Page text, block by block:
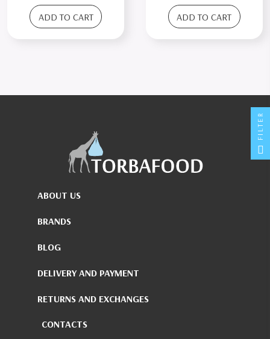
ADD TO CART
ADD TO CART
ABOUT US
BRANDS
BLOG
DELIVERY AND PAYMENT
RETURNS AND EXCHANGES
CONTACTS
FILTER